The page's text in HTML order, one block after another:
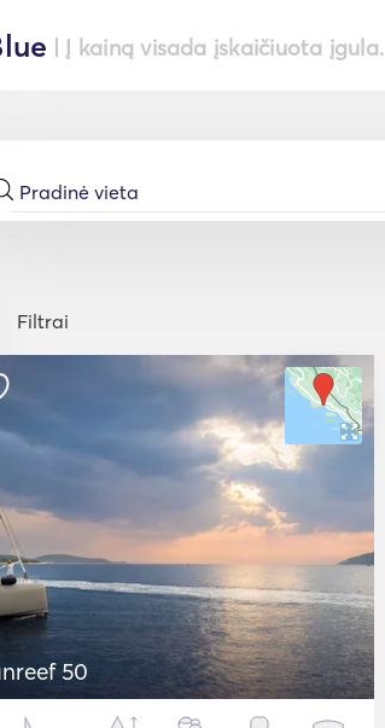
| Į kainą visada įskaičiuota įgula.
Filtrai
50